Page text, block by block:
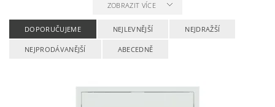
ZOBRAZIT VÍCE
DOPORUČUJEME NEJLEVNĚJŠÍ NEJDRAŽŠÍ
NEJPRODÁVANĚJŠÍ ABECEDNĚ